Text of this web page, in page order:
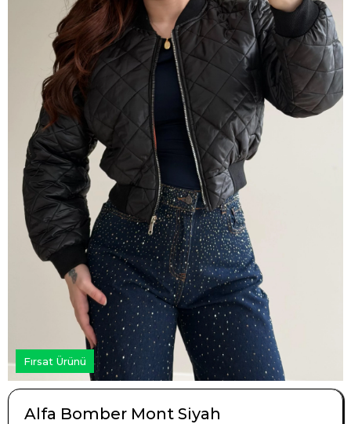
Fırsat Ürünü
Alfa Bomber Mont Siyah